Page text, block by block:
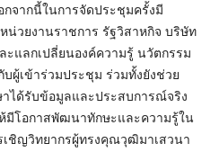
จากนี้ในการจัดประชุมครั้งมี
วยงานราชการ รัฐวิสาหกิจ บริษัท
ะแลกเปลี่ยนองค์ความรู้ นวัตกรรม
ผู้เข้าร่วมประชุม ร่วมทั้งยังช่วย
ได้รับข้อมูลและประสบการณ์จริง
มีโอกาสพัฒนาทักษะและความรู้ใน
เชิญวิทยากรผู้ทรงคุณวุฒิมาเสวนา